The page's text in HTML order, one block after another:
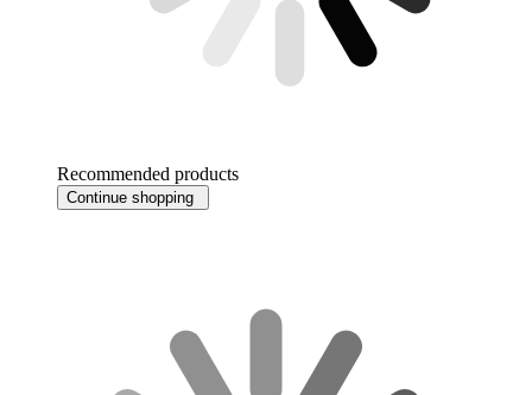
Recommended products
Continue shopping